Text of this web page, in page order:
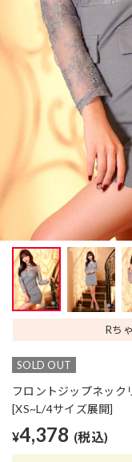
Rち
SOLD OUT
フロントジップネック
[XS~L/4サイズ展開]
¥4,378 (税込)